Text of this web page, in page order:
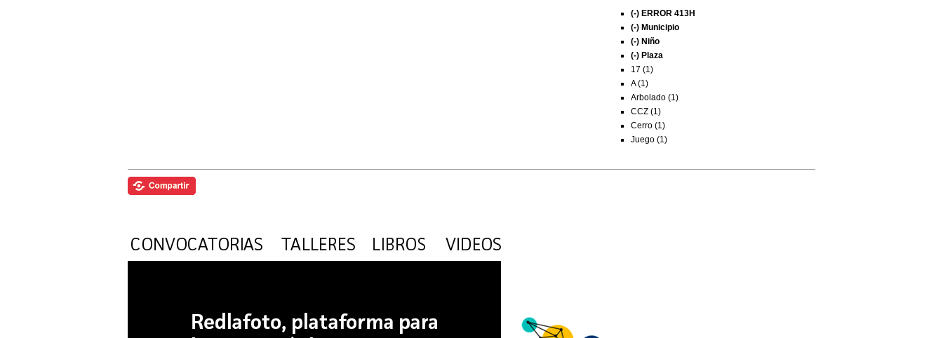
(-) ERROR 413H
(-) Municipio
(-) Niño
(-) Plaza
17 (1)
A (1)
Arbolado (1)
CCZ (1)
Cerro (1)
Juego (1)